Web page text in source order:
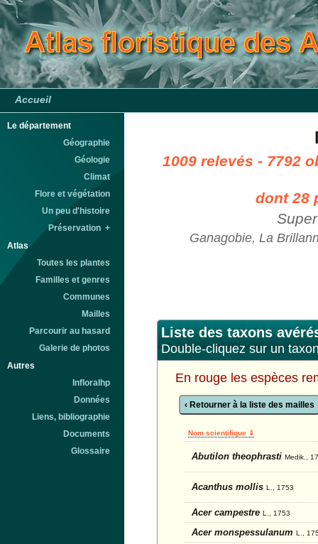
Accueil
Le département
Géographie
Géologie
Climat
Flore et végétation
Un peu d'histoire
Préservation +
Atlas
Toutes les plantes
Familles et genres
Communes
Mailles
Parcourir au hasard
Galerie de photos
Autres
Infloralhp
Données
Liens, bibliographie
Documents
Glossaire
1009 relevés - 7792
dont 28
Ganagobie, La
Liste des taxons
Double-cliquez sur un
En rouge les espèces
‹ Retourner à la liste des mailles
Nom scientifique ⇓
Abutilon theophrasti Medik.,
Acanthus mollis L., 1753
Acer campestre L., 1753
Acer monspessulanum L.,